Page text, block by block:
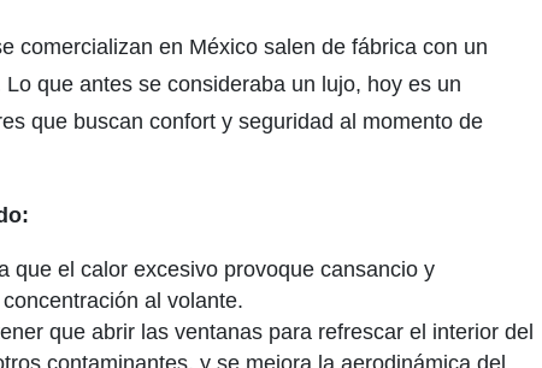
comercializan en México salen de fábrica con un
que antes se consideraba un lujo, hoy es un
que buscan confort y seguridad al momento de
que el calor excesivo provoque cansancio y
al volante.
que abrir las ventanas para refrescar el interior del
contaminantes, y se mejora la aerodinámica del